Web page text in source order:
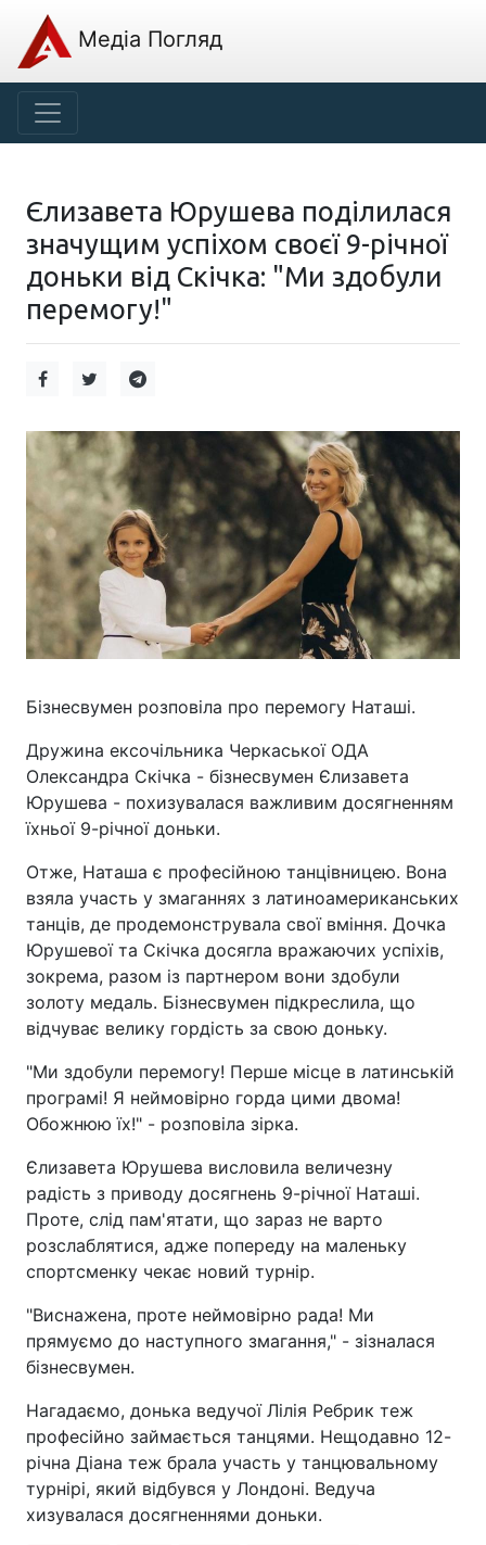
Медіа Погляд
Єлизавета Юрушева поділилася
значущим успіхом своєї 9-річної
доньки від Скічка: "Ми здобули
перемогу!"
Бізнесвумен розповіла про перемогу Наташі.
Дружина ексочільника Черкаської ОДА
Олександра Скічка - бізнесвумен Єлизавета
Юрушева - похизувалася важливим досягненням
їхньої 9-річної доньки.
Отже, Наташа є професійною танцівницею. Вона
взяла участь у змаганнях з латиноамериканських
танців, де продемонструвала свої вміння. Дочка
Юрушевої та Скічка досягла вражаючих успіхів,
зокрема, разом із партнером вони здобули
золоту медаль. Бізнесвумен підкреслила, що
відчуває велику гордість за свою доньку.
"Ми здобули перемогу! Перше місце в латинській
програмі! Я неймовірно горда цими двома!
Обожнюю їх!" - розповіла зірка.
Єлизавета Юрушева висловила величезну
радість з приводу досягнень 9-річної Наташі.
Проте, слід пам'ятати, що зараз не варто
розслаблятися, адже попереду на маленьку
спортсменку чекає новий турнір.
"Виснажена, проте неймовірно рада! Ми
прямуємо до наступного змагання," - зізналася
бізнесвумен.
Нагадаємо, донька ведучої Лілія Ребрик теж
професійно займається танцями. Нещодавно 12-
річна Діана теж брала участь у танцювальному
турнірі, який відбувся у Лондоні. Ведуча
хизувалася досягненнями доньки.